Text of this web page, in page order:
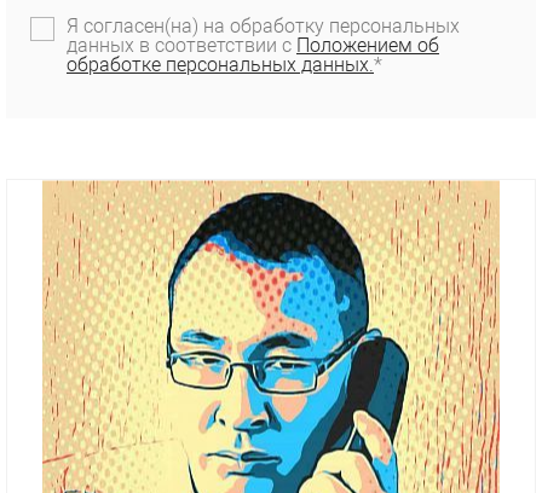
Я согласен(на) на обработку персональных
данных в соответствии с Положением об
обработке персональных данных.*